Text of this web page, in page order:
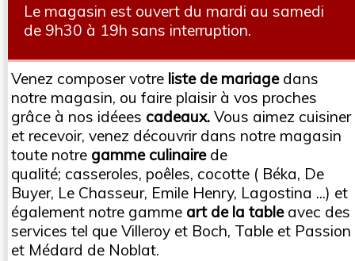
Le magasin est ouvert du mardi au samedi
de 9h30 à 19h sans interruption.
Venez composer votre liste de mariage dans
notre magasin, ou faire plaisir à vos proches
grâce à nos idéees cadeaux. Vous aimez cuisiner
et recevoir, venez découvrir dans notre magasin
toute notre gamme culinairede
qualité; casseroles, poêles, cocotte ( Béka, De
Buyer, Le Chasseur, Emile Henry, Lagostina ...) et
également notre gamme art de la tableavec des
services tel que Villeroy et Boch, Table et Passion
et Médard de Noblat.